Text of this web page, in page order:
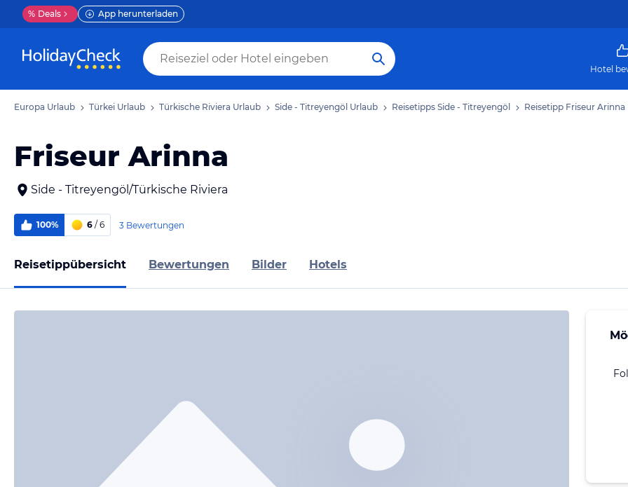
% Deals App herunterladen
Hotel
Europa Urlaub Türkei Urlaub Türkische Riviera Urlaub Side - Titreyengöl Urlaub Reisetipps Side - Titreyengöl Reisetipp Friseur Arinna
Friseur Arinna
Side - Titreyengöl/Türkische Riviera
100% 6 / 6 3 Bewertungen
Reisetippübersicht Bewertungen Bilder Hotels